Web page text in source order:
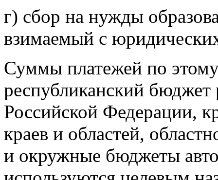
г) сбор на нужды
взимаемый с
Суммы платежей по
республиканский бюджет
Российской Федерации,
краев и областей,
и окружные бюджеты